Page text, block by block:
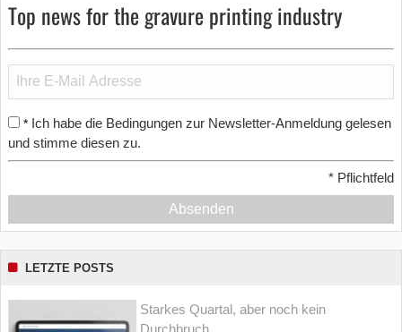
Top news for the gravure printing industry
* Ich habe die Bedingungen zur Newsletter-Anmeldung gelesen
und stimme diesen zu.
* Pflichtfeld
Absenden
LETZTE POSTS
Starkes Quartal, aber noch kein